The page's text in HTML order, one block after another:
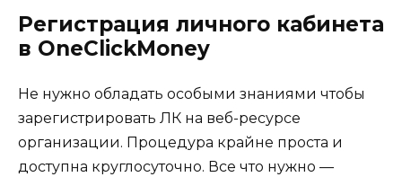
Регистрация личного кабинета
в OneClickMoney
Не нужно обладать особыми знаниями чтобы
зарегистрировать ЛК на веб-ресурсе
организации. Процедура крайне проста и
доступна круглосуточно. Все что нужно —